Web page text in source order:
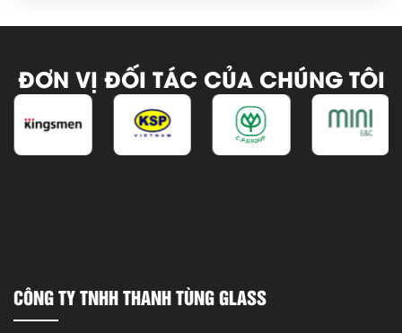
ĐƠN VỊ ĐỐI TÁC CỦA CHÚNG TÔI
CÔNG TY TNHH THANH TÙNG GLASS